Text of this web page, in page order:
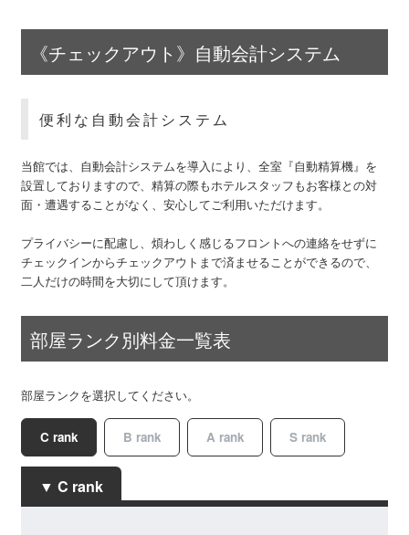
《チェックアウト》自動会計システム
便利な自動会計システム
当館では、自動会計システムを導入により、全室『自動精算機』を
設置しておりますので、精算の際もホテルスタッフもお客様との対
面・遭遇することがなく、安心してご利用いただけます。
プライバシーに配慮し、煩わしく感じるフロントへの連絡をせずに
チェックインからチェックアウトまで済ませることができるので、
二人だけの時間を大切にして頂けます。
部屋ランク別料金一覧表
部屋ランクを選択してください。
C rank B rank A rank S rank
C rank